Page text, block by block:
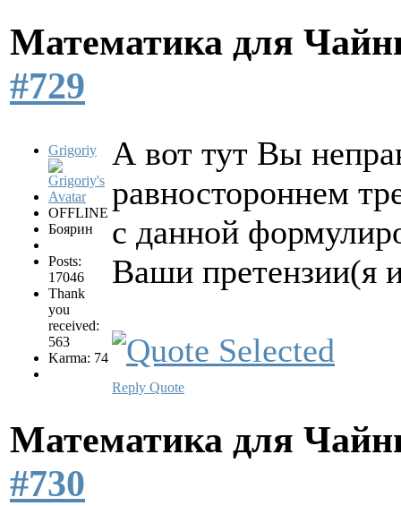
Математика для
#729
Grigoriy
OFFLINE
Боярин
Posts:
17046
Thank
you
received:
563
Karma: 74
А вот тут Вы
равностороннем
с данной
Ваши претензии(я
Reply Quote
Математика для
#730